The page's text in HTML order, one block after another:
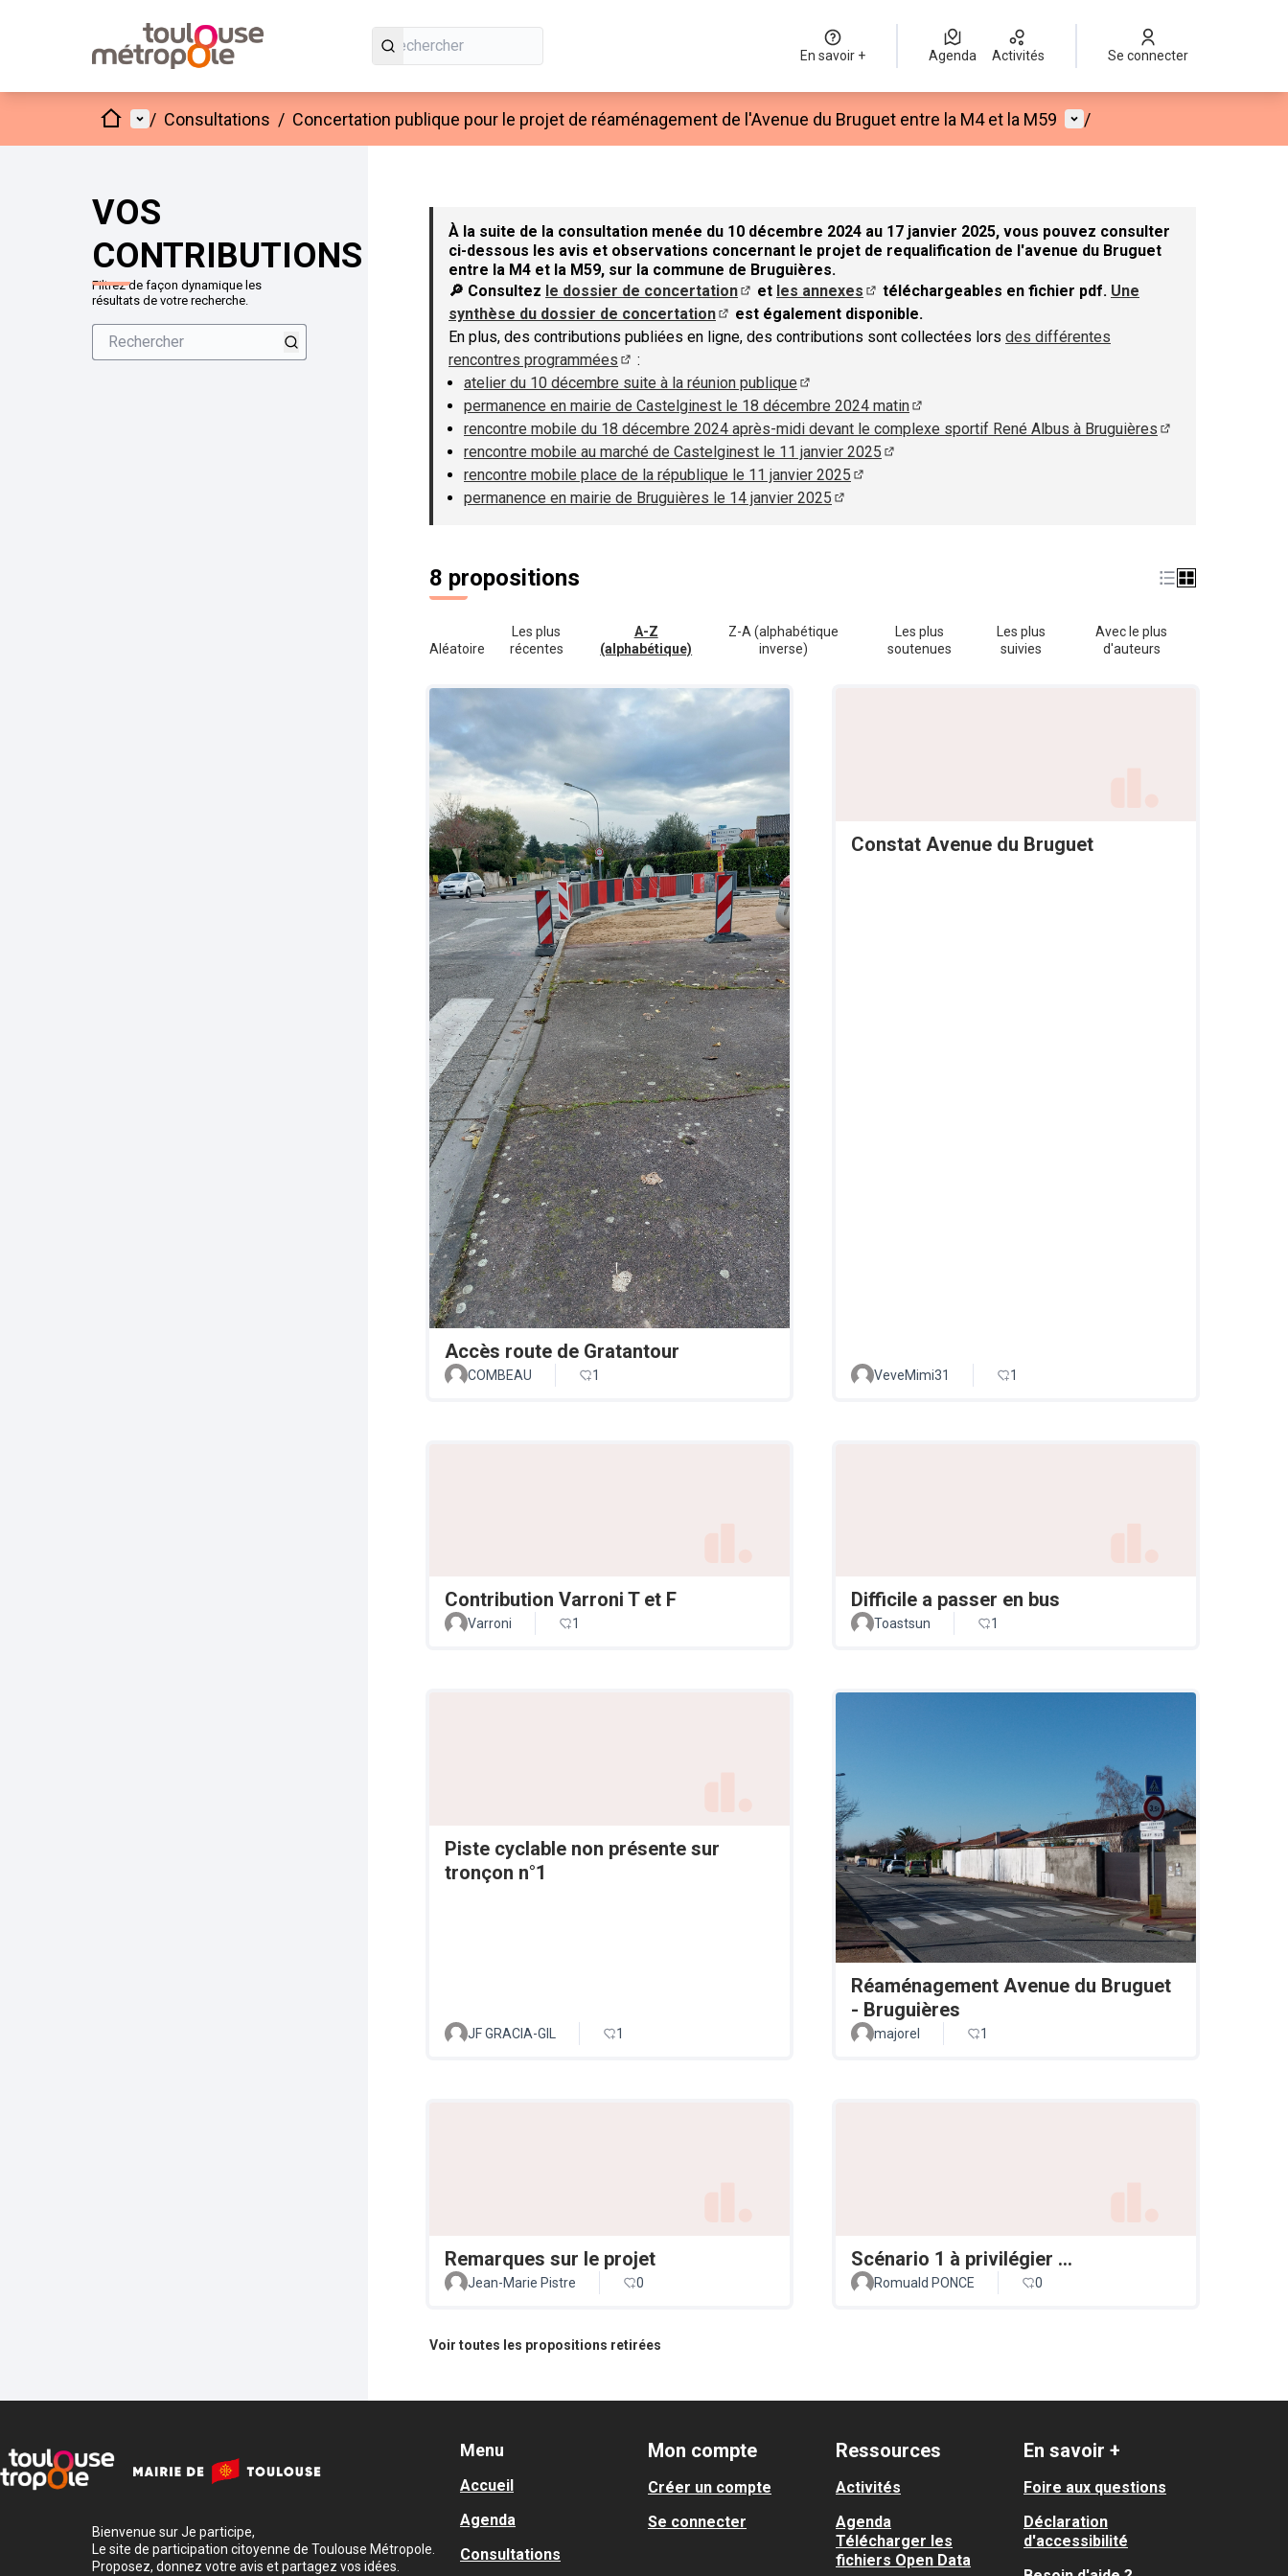
En savoir + Agenda Activités Se connecter
AccueilMenu principal
/ Consultations / Concertation publique pour le projet de réaménagement de l'Avenue du Bruguet entre la M4 et la M59 Menu utilisateur
/
VOS
CONTRIBUTIONS
Filtrez de façon dynamique les
résultats de votre recherche.
À la suite de la consultation menée du 10 décembre 2024 au 17 janvier 2025, vous pouvez consulter
ci-dessous les avis et observations concernant le projet de requalification de l'avenue du Bruguet
entre la M4 et la M59, sur la commune de Bruguières.
🔎 Consultez le dossier de concertation
(S'ouvre dans un nouvel onglet)
et les annexes
(S'ouvre dans un nouvel onglet)
téléchargeables en fichier pdf. Une
synthèse du dossier de concertation
(S'ouvre dans un nouvel onglet)
est également disponible.
En plus, des contributions publiées en ligne, des contributions sont collectées lors des différentes
rencontres programmées
(S'ouvre dans un nouvel onglet)
:
atelier du 10 décembre suite à la réunion publique
(S'ouvre dans un nouvel onglet)
permanence en mairie de Castelginest le 18 décembre 2024 matin
(S'ouvre dans un nouvel onglet)
rencontre mobile du 18 décembre 2024 après-midi devant le complexe sportif René Albus à Bruguières
rencontre mobile au marché de Castelginest le 11 janvier 2025
rencontre mobile place de la république le 11 janvier 2025
permanence en mairie de Bruguières le 14 janvier 2025
8 propositions
Aléatoire
Les plus
récentes
A-Z
(alphabétique)
Z-A (alphabétique
inverse)
Les plus
soutenues
Les plus
suivies
Avec le plus
d'auteurs
Accès route de Gratantour
COMBEAU 1
Constat Avenue du Bruguet
VeveMimi31 1
Contribution Varroni T et F
Varroni 1
Difficile a passer en bus
Toastsun 1
Piste cyclable non présente sur
tronçon n°1
JF GRACIA-GIL 1
Réaménagement Avenue du Bruguet
- Bruguières
majorel 1
Remarques sur le projet
Jean-Marie Pistre 0
Scénario 1 à privilégier ...
Romuald PONCE 0
Voir toutes les propositions retirées
Bienvenue sur Je participe,
Le site de participation citoyenne de Toulouse Métropole.
Proposez, donnez votre avis et partagez vos idées.
Menu
Accueil
Agenda
Consultations
Mon compte
Créer un compte
Se connecter
Ressources
Activités
Agenda
Télécharger les
fichiers Open Data
En savoir +
Foire aux questions
Déclaration
d'accessibilité